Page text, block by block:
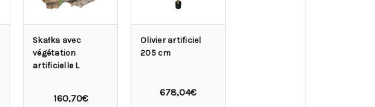
Skałka avec
végétation
artificielle L
160,70€
Olivier artificiel
205 cm
678,04€